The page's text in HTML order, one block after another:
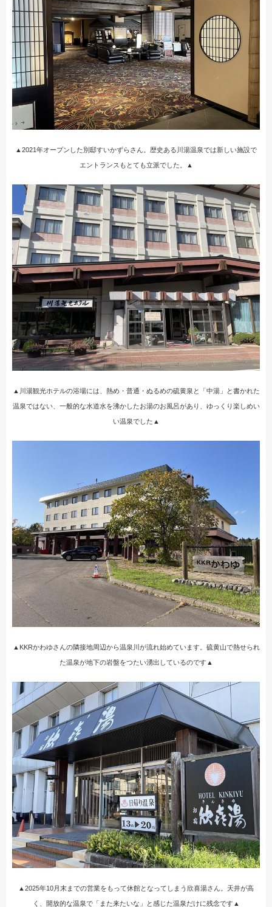
▲2021年オープンした別邸すいかずらさん。歴史ある川湯温泉では新しい施設で
エントランスもとても立派でした。▲
▲川湯観光ホテルの浴場には、熱め・普通・ぬるめの硫黄泉と「中湯」と書かれた
温泉ではない、一般的な水道水を沸かしたお湯のお風呂があり、ゆっくり楽しめい
い温泉でした▲
▲KKRかわゆさんの隣接地周辺から温泉川が流れ始めています。硫黄山で熱せられ
た温泉が地下の岩盤をつたい湧出しているのです▲
▲2025年10月末までの営業をもって休館となってしまう欣喜湯さん。天井が高
く、開放的な温泉で「また来たいな」と感じた温泉だけに残念です▲